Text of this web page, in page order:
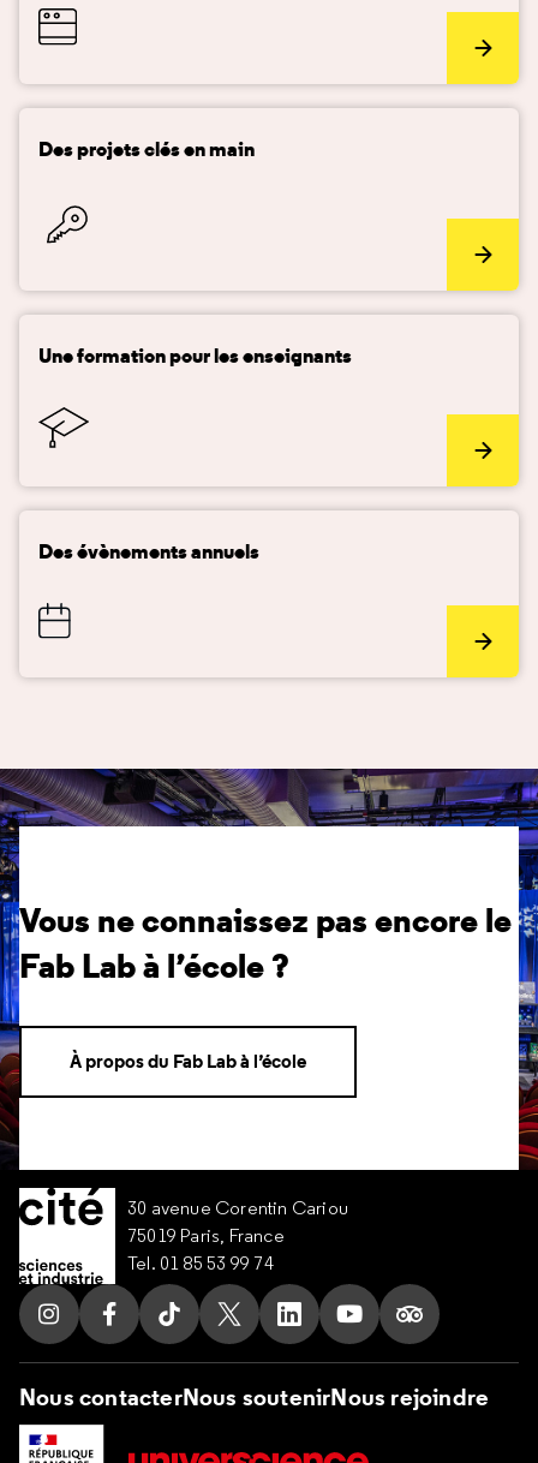
Des projets clés en main
Une formation pour les enseignants
Des évènements annuels
Vous ne connaissez pas encore le
Fab Lab à l’école ?
À propos du Fab Lab à l’école
30 avenue Corentin Cariou
75019 Paris, France
Tel. 01 85 53 99 74
Suivez nous sur Instagram
Suivez nous sur Facebook
Suivez nous sur Tik Tok
Suivez nous sur X
Suivez nous sur LinkedIn
Suivez nous sur
Suivez nous
Nous contacterNous soutenirNous rejoindre